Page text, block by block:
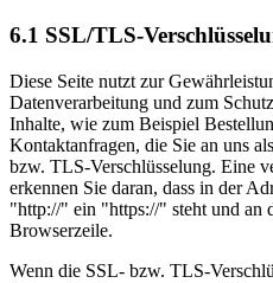
6.1 SSL/TLS-
Diese Seite nutzt zur
Datenverarbeitung und zum
Inhalte, wie zum Beispiel
Kontaktanfragen, die Sie an uns
bzw. TLS-Verschlüsselung. Eine
erkennen Sie daran, dass in der
"http://" ein "https://" steht und an
Browserzeile.
Wenn die SSL- bzw. TLS-